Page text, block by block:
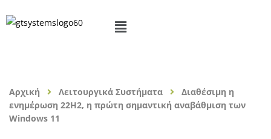
Αρχική Λειτουργικά Συστήματα
Διαθέσιμη η
ενημέρωση 22H2, η πρώτη σημαντική αναβάθμιση των
Windows 11